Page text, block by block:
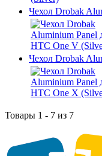
Чехол Drobak
Чехол Drobak
Товары 1 - 7 из 7